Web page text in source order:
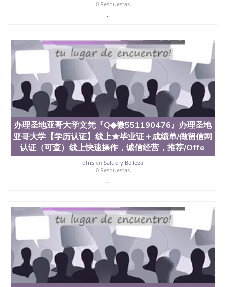
地区为全美的重要科技中心。约有学生三万人，超过
134种学士学科和65个硕士学科，并有来自世界60余
受性肯定及好评；而各种大学部和研究所的商学课程
也吸引了众多不同国家的专业人士前来研究与学习。
二、办理流程： 1、收集客户办理信息； 2、客户付
定金下单； 3、公司确认到账转制作点做电子图；
4、电子图做好发给客户确认； 5、电子图确认好转成
品部做成品； 6、成品做好拍照或者视频确认再付余
款； 7、快递给客户（国内顺丰，国外DHL）。 三、
真实网上可查的证明材料 1、教育部学历学位认证，
留服真实存档可查，存档。 2、留学回国人员证明
（使馆认证），使馆网站真实存档可查。 3、留信网
真实可查认证办理，存档可查，终身受用。 四、办理
流程农业科学院、艺术与建筑学院、商学院、交流学
院、地球及物质科学院、教育学院、工程学院、健康
与人类发展学院、信息工程与科学学院、人文学院、
护理学院、科学学院等。学校的教育学院排名在全美
专业课程包括：会计学、MBA、财务、教育、建筑工
程、经济、医学、护理、文学、音乐、生物学、统计
学、美术、电子工程、天文学、农业、环境污染控
制、历史、电气工程、生物工程、建筑设计、工商管
理、材料科学、机械工程、航天工程、土木工程、数
学、化学、英语、社会科学、心理学、戏剧、市场营
销、机械工程、计算机科学、物理学、人工智能、商
科、金融专业 1、客户提供相关材料，确定客户办理
0 Respuestas
...
办理圣地亚哥大学文凭『Q◆微551190476』办理圣地
亚哥大学【学历认证】线上★毕业证＋成绩单/做留信网
认证（可查）线上快速操作，诚信经营，推荐/Offe
dfnsen Salud y Belleza
0 Respuestas
...